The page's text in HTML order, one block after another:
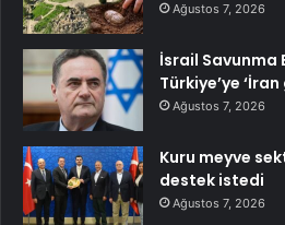
Ağustos 7, 2026
İsrail Savunma
Türkiye’ye
Ağustos 7, 2026
Kuru meyve
destek istedi
Ağustos 7, 2026